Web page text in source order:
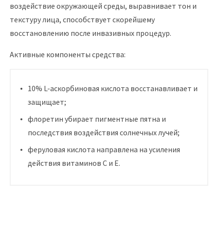
воздействие окружающей среды, выравнивает тон и
текстуру лица, способствует скорейшему
восстановлению после инвазивных процедур.
Активные компоненты средства:
10% L-аскорбиновая кислота восстанавливает и
защищает;
флоретин убирает пигментные пятна и
последствия воздействия солнечных лучей;
феруловая кислота направлена на усиления
действия витаминов С и Е.